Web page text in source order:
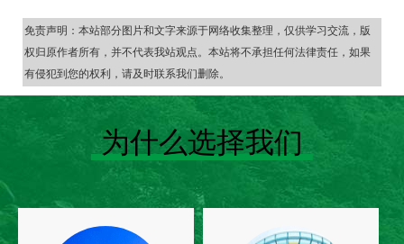
免责声明：本站部分图片和文字来源于网络收集整理，仅供学习交流，版
权归原作者所有，并不代表我站观点。本站将不承担任何法律责任，如果
有侵犯到您的权利，请及时联系我们删除。
为什么选择我们